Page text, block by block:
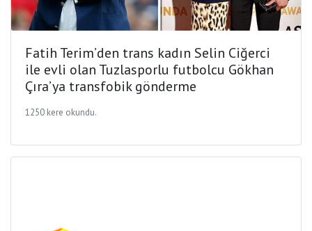
Fatih Terim’den trans kadın Selin Ciğerci
ile evli olan Tuzlasporlu futbolcu Gökhan
Çıra’ya transfobik gönderme
1250 kere okundu.